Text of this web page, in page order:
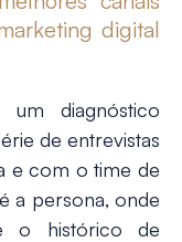
digital
diagnóstico
de entrevistas
e com o time de
a persona, onde
o histórico de